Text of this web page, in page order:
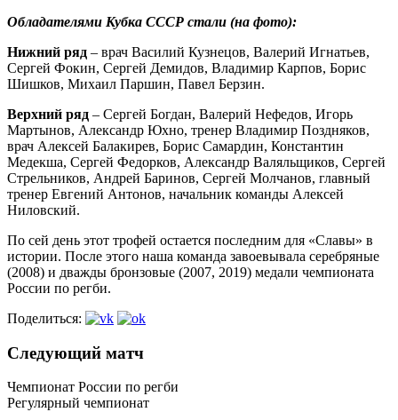
Обладателями Кубка СССР стали (на фото):
Нижний ряд – врач Василий Кузнецов, Валерий Игнатьев,
Сергей Фокин, Сергей Демидов, Владимир Карпов, Борис
Шишков, Михаил Паршин, Павел Берзин.
Верхний ряд – Сергей Богдан, Валерий Нефедов, Игорь
Мартынов, Александр Юхно, тренер Владимир Поздняков,
врач Алексей Балакирев, Борис Самардин, Константин
Медекша, Сергей Федорков, Александр Валяльщиков, Сергей
Стрельников, Андрей Баринов, Сергей Молчанов, главный
тренер Евгений Антонов, начальник команды Алексей
Ниловский.
По сей день этот трофей остается последним для «Славы» в
истории. После этого наша команда завоевывала серебряные
(2008) и дважды бронзовые (2007, 2019) медали чемпионата
России по регби.
Поделиться:
Следующий матч
Чемпионат России по регби
Регулярный чемпионат